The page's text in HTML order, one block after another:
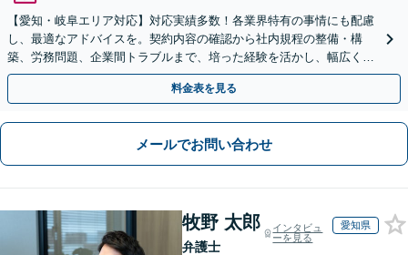
【愛知・岐阜エリア対応】対応実績多数！各業界特有の事情にも配慮
し、最適なアドバイスを。契約内容の確認から社内規程の整備・構
築、労務問題、企業間トラブルまで、培った経験を活かし、幅広く対
応いたします【オンライン面談OK（顧問締結後）】
料金表を見る
メールでお問い合わせ
牧野 太郎
弁護士
インタビュ
ーを見る
愛知県